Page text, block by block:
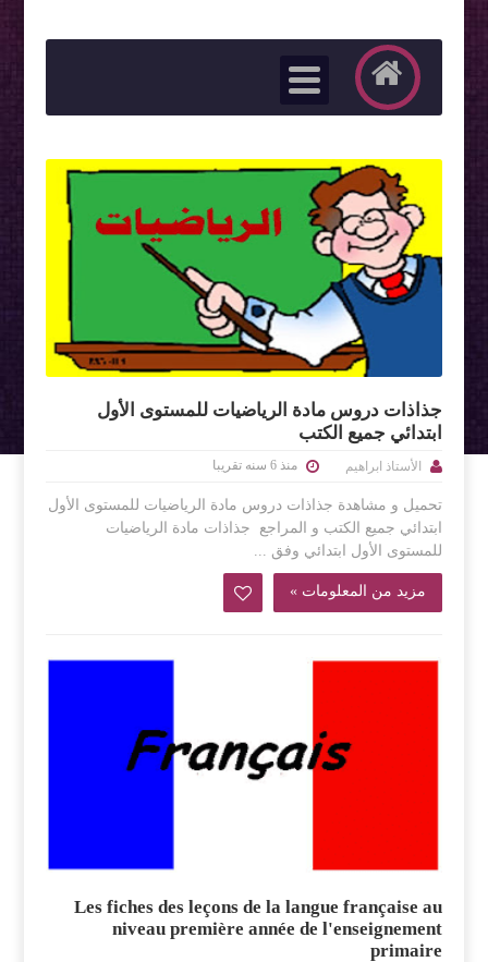
جذاذات دروس مادة الرياضيات للمستوى الأول
ابتدائي جميع الكتب
الأستاذ ابراهيم منذ 6 سنه تقريبا
تحميل و مشاهدة جذاذات دروس مادة الرياضيات للمستوى الأول
ابتدائي جميع الكتب و المراجع جذاذات مادة الرياضيات
للمستوى الأول ابتدائي وفق ...
مزيد من المعلومات »
Les fiches des leçons de la langue française au
niveau première année de l'enseignement
primaire